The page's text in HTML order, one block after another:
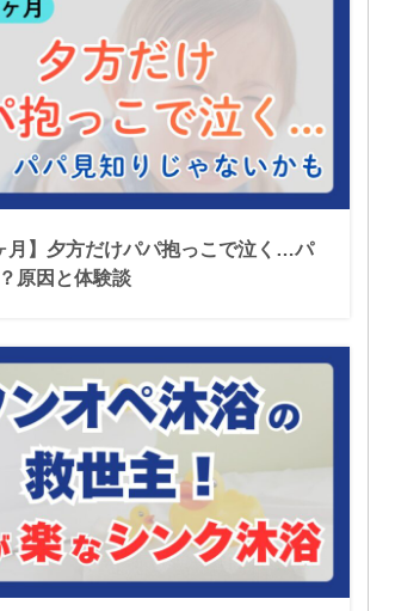
月】夕方だけパパ抱っこで泣く…パ
原因と体験談